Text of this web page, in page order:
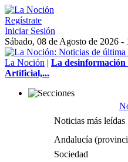
Regístrate
Iniciar Sesión
Sábado, 08 de Agosto de 2026 -
La Noción | La desinformación
Artificial,...
Noticias más leídas
Andalucía
Sociedad